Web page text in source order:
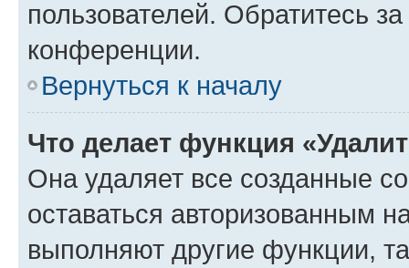
пользователей. Обратитесь
конференции.
Вернуться к началу
Что делает функция
Она удаляет все созданные
оставаться авторизованным
выполняют другие функции,